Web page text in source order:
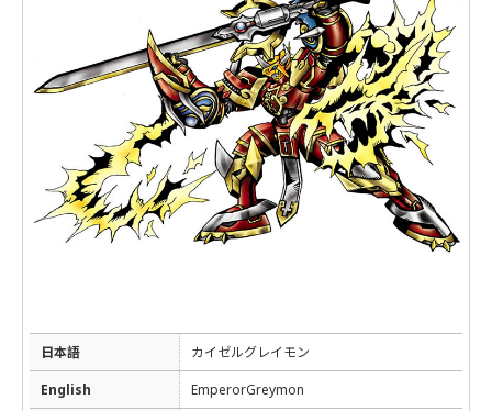
日本語
カイゼルグレイモン
English
EmperorGreymon